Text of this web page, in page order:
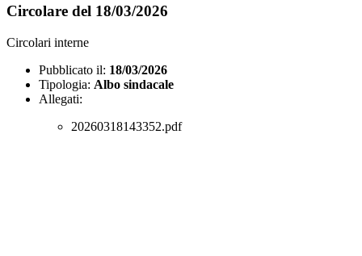
Circolare del 18/03/2026
Circolari interne
Pubblicato il: 18/03/2026
Tipologia: Albo sindacale
Allegati:
20260318143352.pdf